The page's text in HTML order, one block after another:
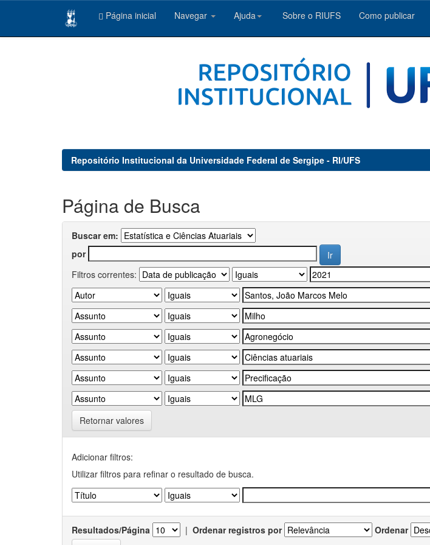
Página inicial Navegar Ajuda Sobre o RIUFS Como publicar
Repositório Institucional da Universidade Federal de Sergipe - RI/UFS
Página de Busca
Buscar em:
por
Filtros correntes:
Retornar valores
Adicionar filtros:
Utilizar filtros para refinar o resultado de busca.
Resultados/Página | Ordenar registros por Ordenar